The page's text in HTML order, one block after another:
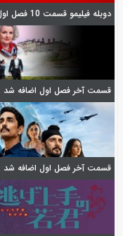
دوبله فیلیمو قسمت 10 فصل اول اضافه شد
قسمت آخر فصل اول اضافه شد
قسمت آخر فصل اول اضافه شد